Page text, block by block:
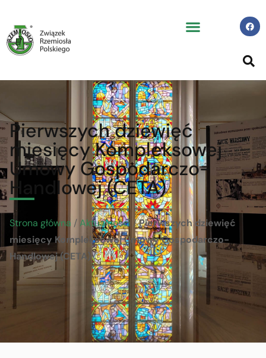
Pierwszych dziewięć
miesięcy Kompleksowej
Umowy Gospodarczo-
Handlowej (CETA)
Strona główna /Aktualności /Pierwszych dziewięć
miesięcy Kompleksowej Umowy Gospodarczo-
Handlowej (CETA)